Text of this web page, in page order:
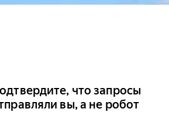
что запросы
вы, а не робот